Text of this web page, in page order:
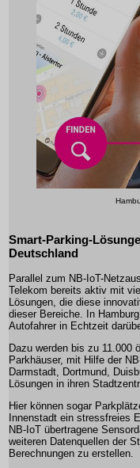
Smart-Parking-
Deutschland
Parallel zum NB-IoT-
Telekom bereits aktiv mit
Lösungen, die diese
dieser Bereiche. In
Autofahrer in Echtzeit
Dazu werden bis zu 11.000
Parkhäuser, mit Hilfe der
Darmstadt, Dortmund,
Lösungen in ihren
Hier können sogar
Innenstadt ein stressfreies
NB-IoT übertragene
weiteren Datenquellen der
Berechnungen zu erstellen.